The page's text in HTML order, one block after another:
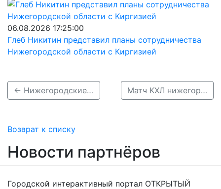
06.08.2026 17:25:00
Глеб Никитин представил планы сотрудничества
Нижегородской области с Киргизией
← Нижегородские футболистки вышли в финал Кубка России Матч КХЛ нижегородского «Торпедо» с «Сочи» прервали из-за угрозы атаки БПЛА →
Возврат к списку
Новости партнёров
Городской интерактивный портал ОТКРЫТЫЙ